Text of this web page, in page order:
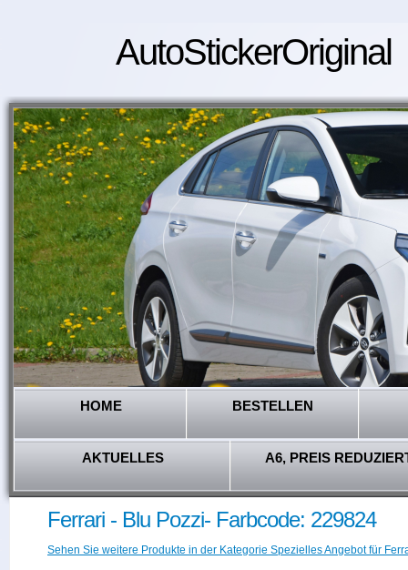
AutoStickerOriginal
HOME BESTELLEN
AKTUELLES A6, PREIS
Ferrari - Blu Pozzi- Farbcode: 229824
Sehen Sie weitere Produkte in der Kategorie Spezielles Angebot für